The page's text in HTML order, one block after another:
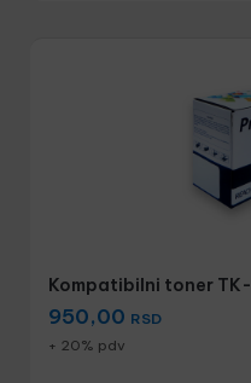
Kompatibilni toner
950,00 RSD
+ 20% pdv